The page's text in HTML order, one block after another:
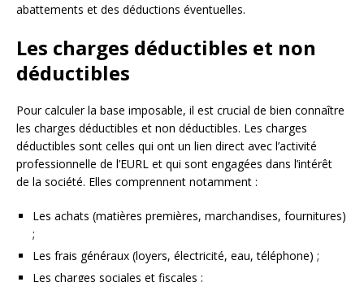
abattements et des déductions éventuelles.
Les charges déductibles et non
déductibles
Pour calculer la base imposable, il est crucial de bien connaître
les charges déductibles et non déductibles. Les charges
déductibles sont celles qui ont un lien direct avec l’activité
professionnelle de l’EURL et qui sont engagées dans l’intérêt
de la société. Elles comprennent notamment :
Les achats (matières premières, marchandises, fournitures)
;
Les frais généraux (loyers, électricité, eau, téléphone) ;
Les charges sociales et fiscales ;